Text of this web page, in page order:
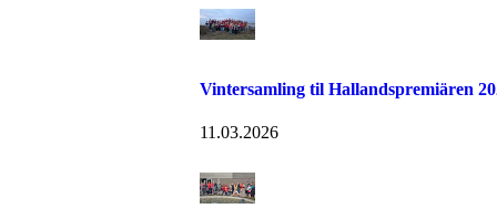
Vintersamling til Hallandspremiären
11.03.2026